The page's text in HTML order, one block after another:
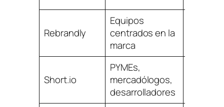
Rebrandly
Equipos
centrados en la
marca
Short.io
PYMEs,
mercadólogos,
desarrolladores